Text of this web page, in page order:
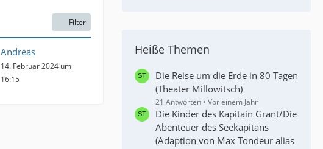
Filter
Andreas
14. Februar 2024 um
16:15
Heiße Themen
Die Reise um die Erde in 80 Tagen
(Theater Millowitsch)
21 Antworten Vor einem Jahr
Die Kinder des Kapitain Grant/Die
Abenteuer des Seekapitäns
(Adaption von Max Tondeur alias